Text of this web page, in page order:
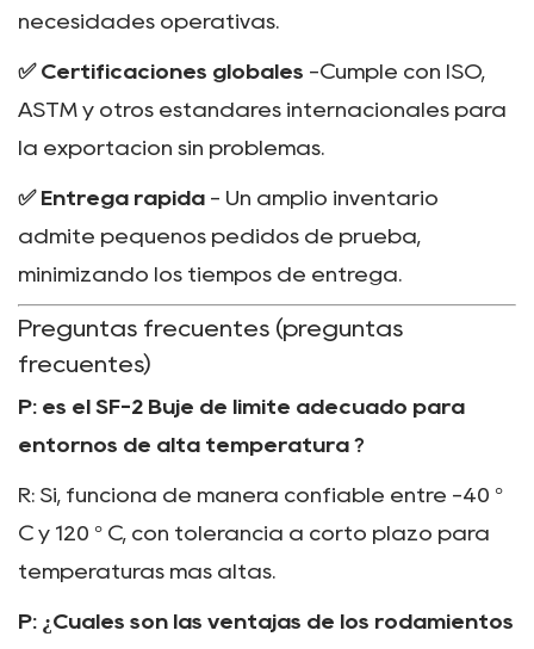
necesidades operativas.
✅ Certificaciones globales -Cumple con ISO,
ASTM y otros estándares internacionales para
la exportación sin problemas.
✅ Entrega rápida - Un amplio inventario
admite pequeños pedidos de prueba,
minimizando los tiempos de entrega.
Preguntas frecuentes (preguntas
frecuentes)
P: es el SF-2 Buje de límite adecuado para
entornos de alta temperatura ?
R: Sí, funciona de manera confiable entre -40 °
C y 120 ° C, con tolerancia a corto plazo para
temperaturas más altas.
P: ¿Cuáles son las ventajas de los rodamientos